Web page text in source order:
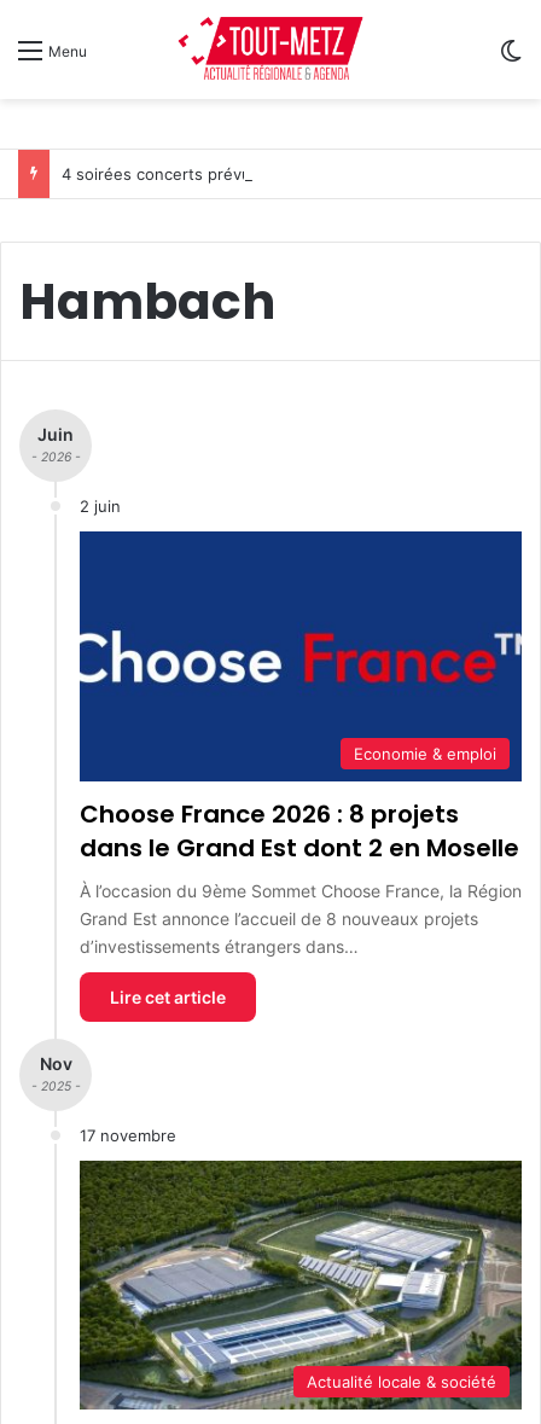
Menu
Hambach
Juin
- 2026 -
2 juin
Economie & emploi
Choose France 2026 : 8 projets
dans le Grand Est dont 2 en Moselle
À l’occasion du 9ème Sommet Choose France, la Région
Grand Est annonce l’accueil de 8 nouveaux projets
d’investissements étrangers dans…
Lire cet article
Nov
- 2025 -
17 novembre
Actualité locale & société